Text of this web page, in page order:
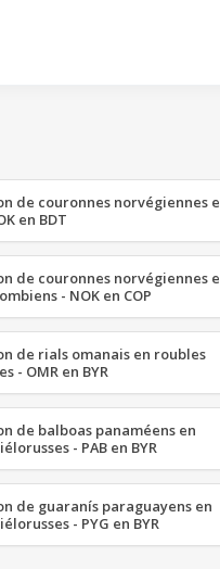
de couronnes norvégiennes
en BDT
de couronnes norvégiennes
- NOK en COP
de rials omanais en roubles
- OMR en BYR
de balboas panaméens en
- PAB en BYR
de guaranís paraguayens en
- PYG en BYR